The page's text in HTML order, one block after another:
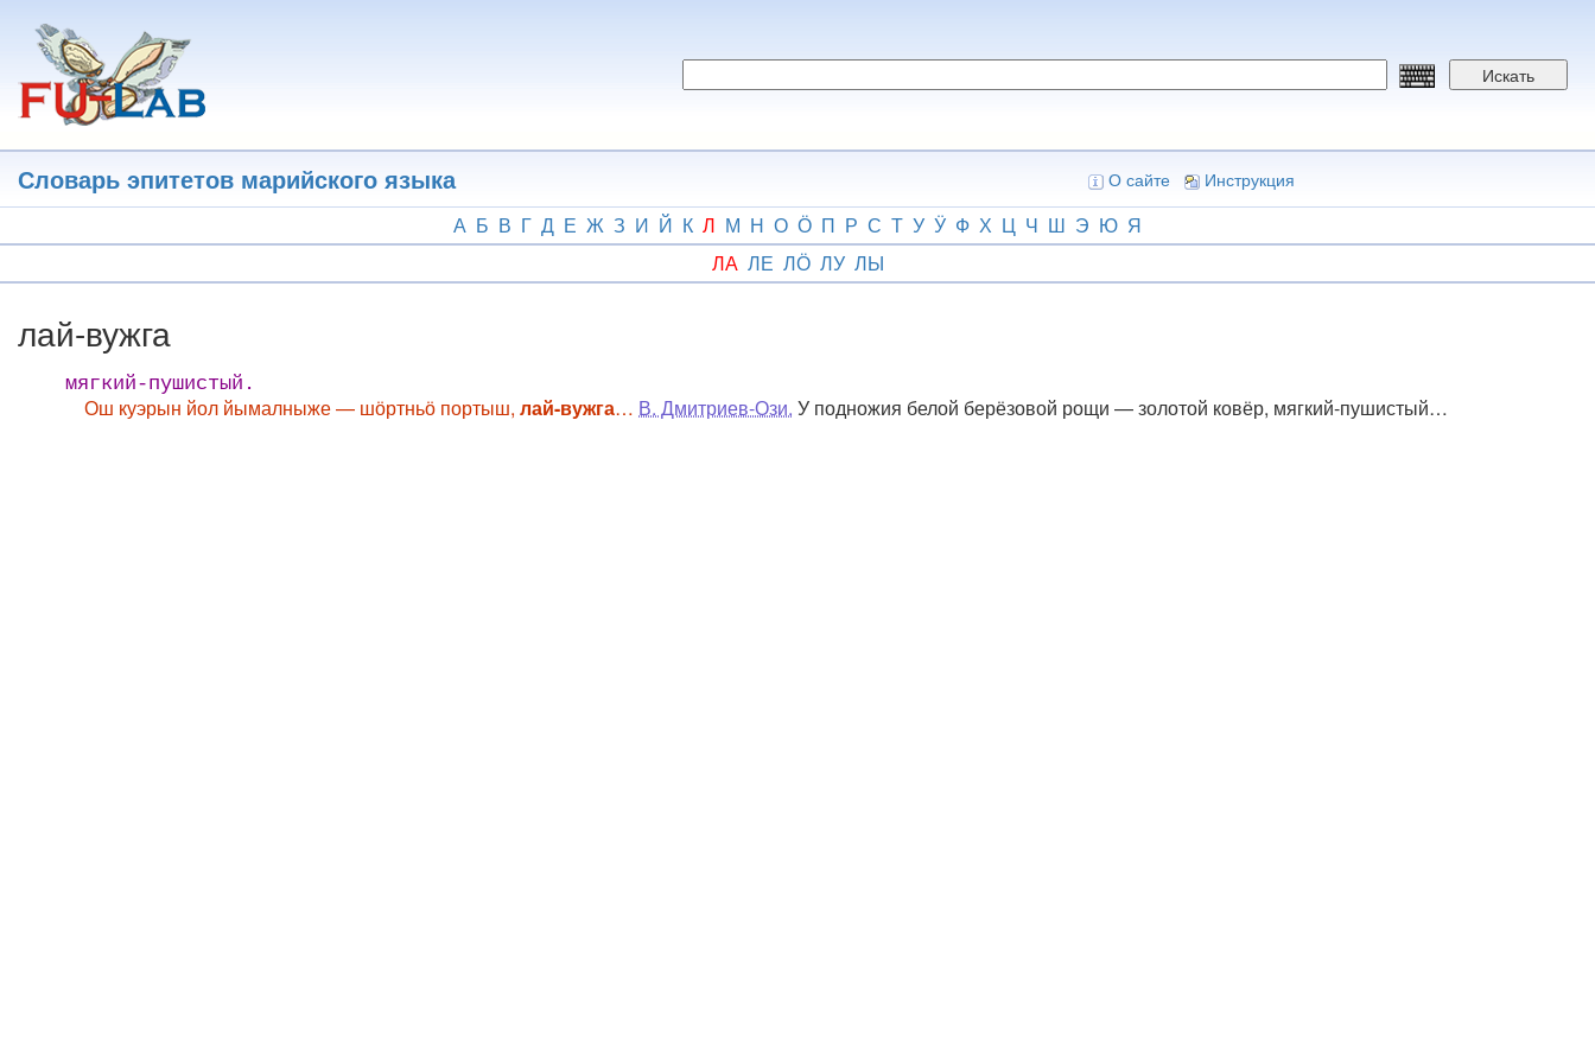
основному
содержанию
Искать
Словарь эпитетов марийского языка О сайте Инструкция
А Б В Г Д Е Ж З И Й К Л М Н О Ӧ П Р С Т У Ӱ Ф Х Ц Ч Ш Э Ю Я
ЛА ЛЕ ЛӦ ЛУ ЛЫ
лай-вужга
мягкий-пушистый.
Ош куэрын йол йымалныже — шӧртньӧ портыш, лай-вужга… В. Дмитриев-Ози. У подножия белой берёзовой рощи — золотой ковёр, мягкий-пушистый…